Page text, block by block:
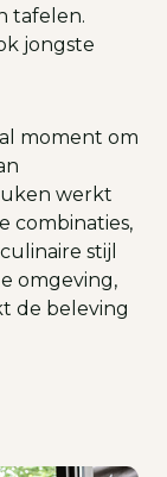
tafelen.
jongste
moment om
werkt
combinaties,
stijl
omgeving,
de beleving